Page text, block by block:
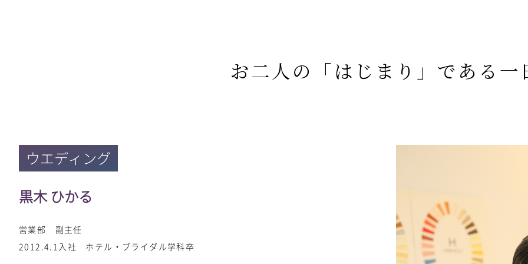
お二人の「はじまり」である一
ウエディング
黒木 ひかる
営業部 副主任
2012.4.1入社 ホテル・ブライダル学科卒